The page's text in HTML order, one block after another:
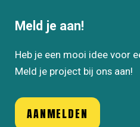
Meld je aan!
Heb je een mooi idee voor
Meld je project bij ons aan!
AANMELDEN